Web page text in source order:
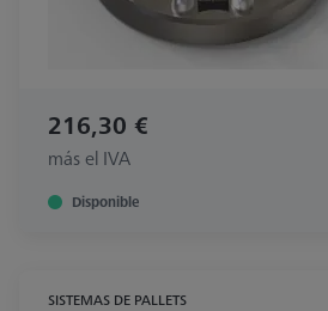
216,30 €
más el IVA
Disponible
SISTEMAS DE PALLETS